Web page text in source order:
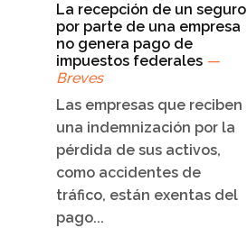
La recepción de un seguro
por parte de una empresa
no genera pago de
impuestos federales —
Breves
Las empresas que reciben
una indemnización por la
pérdida de sus activos,
como accidentes de
tráfico, están exentas del
pago...